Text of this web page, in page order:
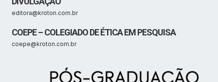
editora@kroton.com.br
COEPE – COLEGIADO DE ÉTICA EM PESQUISA
coepe@kroton.com.br